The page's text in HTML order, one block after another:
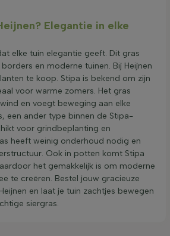
Elegantie in elke
elke tuin elegantie geeft. Dit gras
en moderne tuinen. Bij Heijnen
te koop. Stipa is bekend om zijn
voor warme zomers. Het gras
en voegt beweging aan elke
een ander type binnen de Stipa-
voor grindbeplanting en
heeft weinig onderhoud nodig en
Ook in potten komt Stipa
het gemakkelijk is om moderne
te creëren. Bestel jouw gracieuze
en laat je tuin zachtjes bewegen
siergras.